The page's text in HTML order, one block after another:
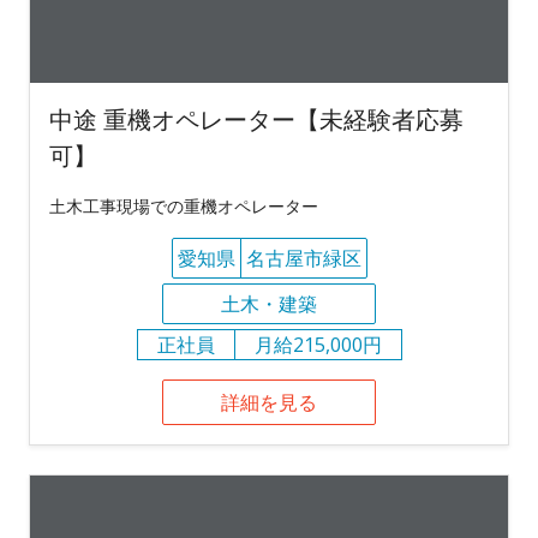
中途 重機オペレーター【未経験者応募
可】
土木工事現場での重機オペレーター
愛知県 名古屋市緑区
土木・建築
正社員
月給215,000円
詳細を見る